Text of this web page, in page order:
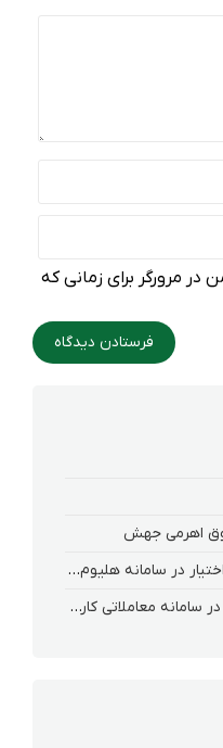
در مرورگر برای زمانی که
اهرمی جهش
نحوه‌ مشاهده‌ موقعیت‌های باز اختیار در سامانه هلیوم و نکست
نحوه تعیین حد سود و حد ضرر در سامانه معاملاتی کارگزاری فارابی